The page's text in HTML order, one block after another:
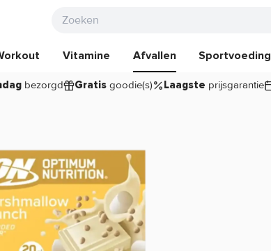
Vitamine Afvallen Sportvoeding
bezorgd Gratis goodie(s) Laagste prijsgarantie